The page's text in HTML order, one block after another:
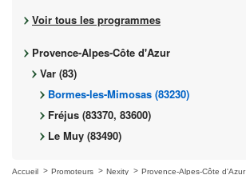
Voir tous les programmes
Provence-Alpes-Côte d'Azur
Var (83)
Bormes-les-Mimosas (83230)
Fréjus (83370, 83600)
Le Muy (83490)
Accueil Promoteurs Nexity Provence-Alpes-Côte d'Azur